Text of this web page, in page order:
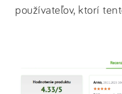
používateľov, ktorí